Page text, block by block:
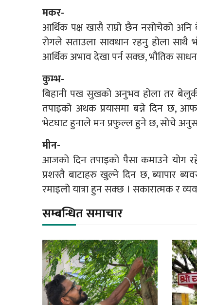
मकर-
आर्थिक पक्ष खासै राम्रो छैन नसोचेको अनि
रोगले सताउला सावधान रहनु होला
आर्थिक अभाव देखा पर्न सक्छ, भौतिक
कुम्भ-
बिहानी पख सुखको अनुभव होला तर
तपाइको अथक प्रयासमा बन्ने दिन छ,
भेटघाट हुनाले मन प्रफुल्ल हुने छ, सोचे
मीन-
आजको दिन तपाइको पैसा कमाउने योग
प्रशस्तै बाटाहरु खुल्ने दिन छ, ब्यापार
रमाइलो यात्रा हुन सक्छ । सकारात्मक र
सम्बन्धित समाचार